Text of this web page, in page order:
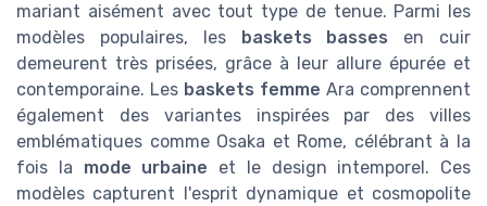
mariant aisément avec tout type de tenue. Parmi les
modèles populaires, les
baskets basses en cuir
demeurent très prisées, grâce à leur allure épurée et
contemporaine. Les baskets femme Ara comprennent
également des variantes inspirées par des villes
emblématiques comme Osaka et Rome, célébrant à la
fois la mode urbaine et le design intemporel. Ces
modèles capturent l'esprit dynamique et cosmopolite